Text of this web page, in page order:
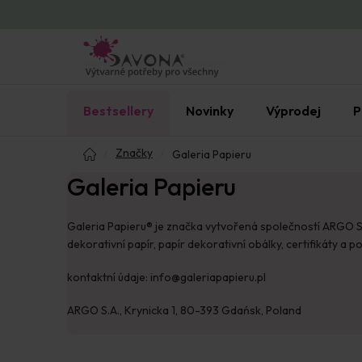
Bestsellery Novinky Výprodej
Značky Galeria Papieru
Galeria Papieru
Galeria Papieru® je značka vytvořená společností ARGO
dekorativní papír, papír dekorativní obálky, certifikáty a
kontaktní údaje: info@galeriapapieru.pl
ARGO S.A., Krynicka 1, 80-393 Gdańsk, Poland